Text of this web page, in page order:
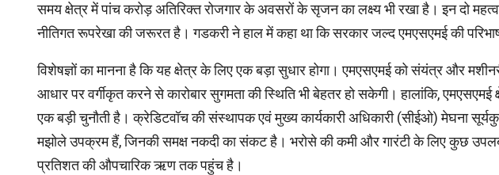
समय क्षेत्र में पांच करोड़ अतिरिक्त रोजगार के अवसरों के सृजन का लक्ष्य भी रखा है। इन दो
नीतिगत रूपरेखा की जरूरत है। गडकरी ने हाल में कहा था कि सरकार जल्द एमएसएमई की
विशेषज्ञों का मानना है कि यह क्षेत्र के लिए एक बड़ा सुधार होगा। एमएसएमई को संयंत्र और
आधार पर वर्गीकृत करने से कारोबार सुगमता की स्थिति भी बेहतर हो सकेगी। हालांकि,
एक बड़ी चुनौती है। क्रेडिटवॉच की संस्थापक एवं मुख्य कार्यकारी अधिकारी (सीईओ) मेघना
मझोले उपक्रम हैं, जिनकी समक्ष नकदी का संकट है। भरोसे की कमी और गारंटी के लिए कुछ
प्रतिशत की औपचारिक ऋण तक पहुंच है।